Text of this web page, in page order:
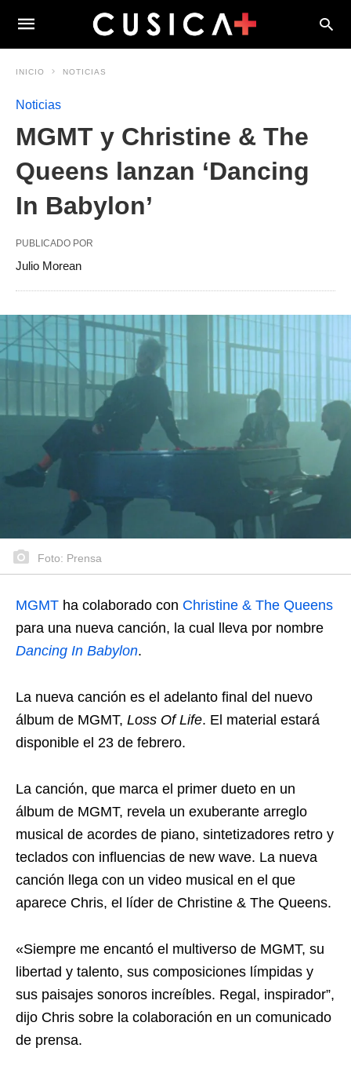
INICIO NOTICIAS
Noticias
MGMT y Christine & The
Queens lanzan ‘Dancing
In Babylon’
PUBLICADO POR
Julio Morean
Foto: Prensa
MGMT ha colaborado con Christine & The Queens
para una nueva canción, la cual lleva por nombre
Dancing In Babylon.
La nueva canción es el adelanto final del nuevo
álbum de MGMT, Loss Of Life. El material estará
disponible el 23 de febrero.
La canción, que marca el primer dueto en un
álbum de MGMT, revela un exuberante arreglo
musical de acordes de piano, sintetizadores retro y
teclados con influencias de new wave. La nueva
canción llega con un video musical en el que
aparece Chris, el líder de Christine & The Queens.
«Siempre me encantó el multiverso de MGMT, su
libertad y talento, sus composiciones límpidas y
sus paisajes sonoros increíbles. Regal, inspirador”,
dijo Chris sobre la colaboración en un comunicado
de prensa.